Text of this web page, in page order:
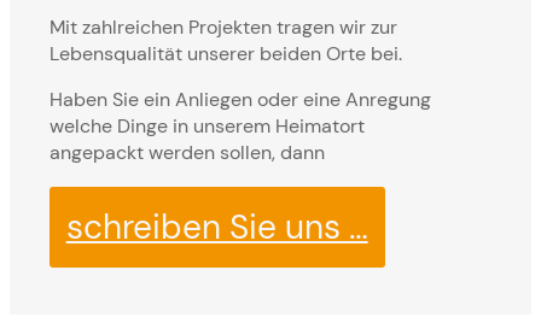
Mit zahlreichen Projekten tragen wir zur
Lebensqualität unserer beiden Orte bei.
Haben Sie ein Anliegen oder eine Anregung
welche Dinge in unserem Heimatort
angepackt werden sollen, dann
schreiben Sie uns …